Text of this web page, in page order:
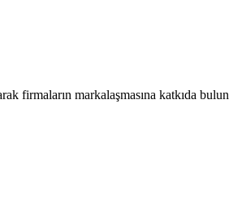
firmaların markalaşmasına katkıda